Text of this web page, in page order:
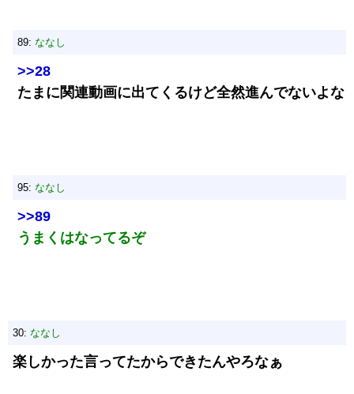
89: ななし
>>28
たまに関連動画に出てくるけど全然進んでないよな
95: ななし
>>89
うまくはなってるぞ
30: ななし
楽しかった言ってたからできたんやろなぁ